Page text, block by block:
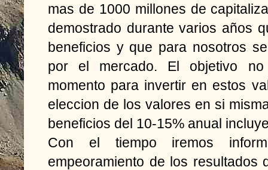
mas de 1000 millones de
demostrado durante varios años
beneficios y que para nosotros
por el mercado. El objetivo
momento para invertir en estos
eleccion de los valores en si
beneficios del 10-15% anual
Con el tiempo iremos
empeoramiento de los resultados